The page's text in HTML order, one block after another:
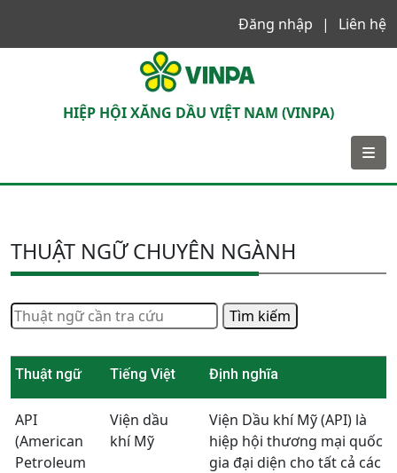
Đăng nhập
Liên hệ
HIỆP HỘI XĂNG DẦU VIỆT NAM (VINPA)
THUẬT NGỮ CHUYÊN NGÀNH
Tìm kiếm
Thuật ngữ Tiếng Việt Định nghĩa
API
(American
Petroleum
Viện dầu
khí Mỹ
Viện Dầu khí Mỹ (API) là
hiệp hội thương mại quốc
gia đại diện cho tất cả các